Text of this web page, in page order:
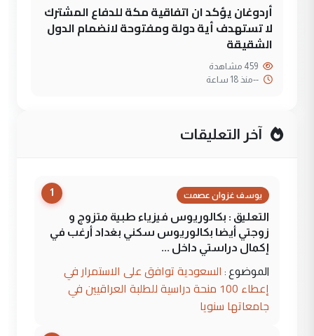
أردوغان يؤكد ان اتفاقية مكة للدفاع المشترك
لا تستهدف أية دولة ومفتوحة لانضمام الدول
الشقيقة
--منذ 18 ساعة
آخر التعليقات
1 يوسف غزوان عصمت
التعليق : بكالوريوس فيزياء طبية متزوج و
زوجتي أيضا بكالوريوس سكني بغداد أرغب في
إكمال دراستي داخل ...
الموضوع : السعودية توافق على الاستمرار في
إعطاء 100 منحة دراسية للطلبة العراقيين في
جامعاتها سنويا